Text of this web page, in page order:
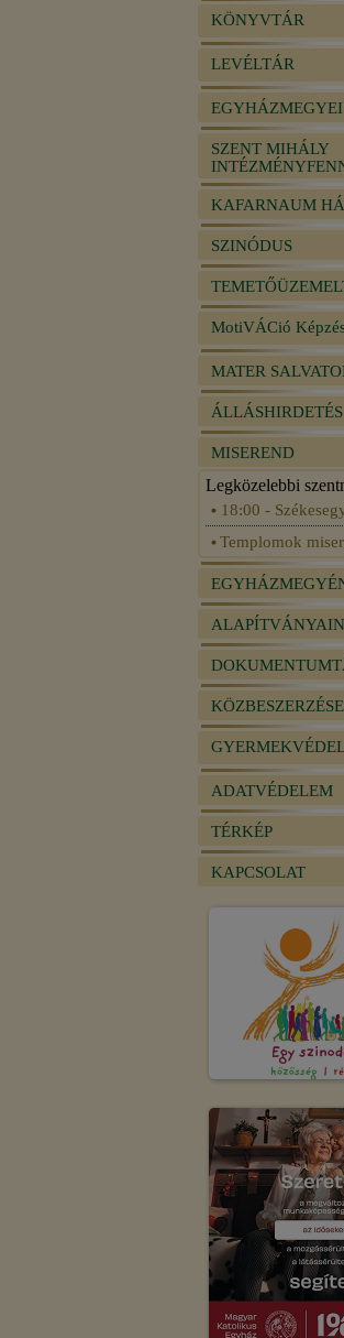
KÖNYVTÁR
LEVÉLTÁR
SZENT MIHÁLY
KAFARNAUM
SZINÓDUS
MotiVÁCió
MATER
ÁLLÁSHIRDETÉS
MISEREND
Legközelebbi
18:00 -
Templomok
ADATVÉDELEM
TÉRKÉP
KAPCSOLAT